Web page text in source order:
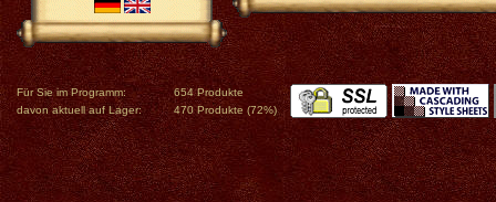
Für Sie im Programm:
654 Produkte
davon aktuell auf Lager:
470 Produkte (72%)